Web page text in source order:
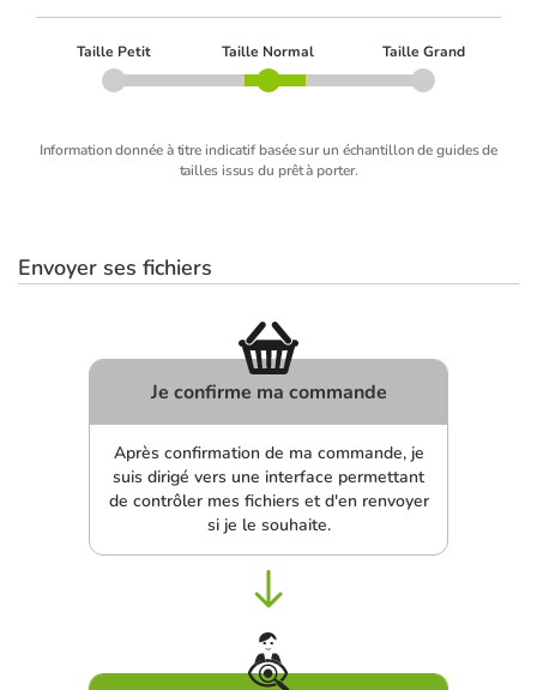
Taille Petit Taille Normal Taille Grand
Information donnée à titre indicatif basée sur un échantillon de guides de
tailles issus du prêt à porter.
Envoyer ses fichiers
Je confirme ma commande
Après confirmation de ma commande, je
suis dirigé vers une interface permettant
de contrôler mes fichiers et d'en renvoyer
si je le souhaite.